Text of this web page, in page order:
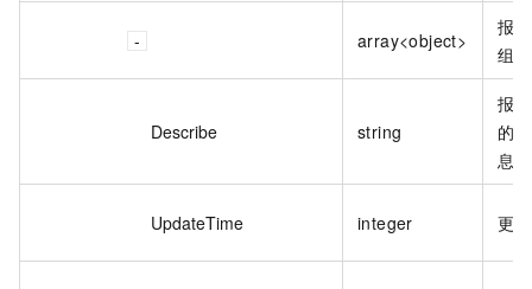
array<object>
报
组。
Describe string
报
的
息。
UpdateTime integer 更